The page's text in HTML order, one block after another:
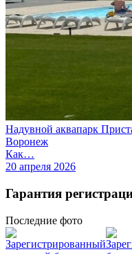
Надувной аквапарк
Воронеж
Как…
20 апреля 2026
Гарантия
Последние фото